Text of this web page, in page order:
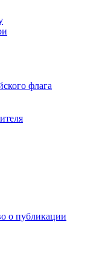
флага
о публикации